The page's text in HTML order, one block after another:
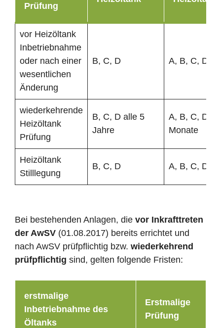
Prüfung
vor Heizöltank
Inbetriebnahme
oder nach einer
wesentlichen
Änderung
B, C, D A, B, C, D
wiederkehrende
Heizöltank
Prüfung
B, C, D alle 5
Jahre
A, B, C, D
Monate
Heizöltank
Stilllegung
B, C, D A, B, C, D
Bei bestehenden Anlagen, die vor Inkrafttreten
der AwSV (01.08.2017) bereits errichtet und
nach AwSV prüfpflichtig bzw. wiederkehrend
prüfpflichtig sind, gelten folgende Fristen:
erstmalige
Inbetriebnahme des
Öltanks
Erstmalige
Prüfung